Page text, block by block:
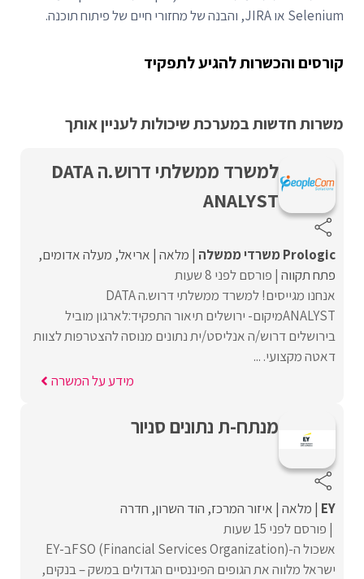
Selenium או JIRA, והבנה של מחזורי חיים של פיתוח תוכנה.
קורסים והכשרות להגיע לתפקיד
משרות חדשות במערכת שיכולות לעניין אותך
למשרד ממשלתי דרוש.ה DATA
ANALYST
Prologic משרדי ממשלה מלאה אריאל מעלה אדומים
פתח תקווה פורסם לפני 8 שעות
אנחנו מגייסים! למשרד ממשלתי דרוש.ה DATA
ANALYSTמיקום- ירושלים תיאור התפקיד:לארגון מוביל
בירושלים דרוש/ה אנליסט/ית נתונים מנוסה להצטרפות לצוות
דאטה מקצועי. ...
מידע על המשרה
מנתח-ת נתונים סניור
EY מלאה איזור המרכז הוד השרון חדרה
פורסם לפני 15 שעות
אשכול ה-FSO (Financial Services Organization)ב-EY
ישראל מלווה את הגופים הפיננסיים הגדולים במשק – בנקים,